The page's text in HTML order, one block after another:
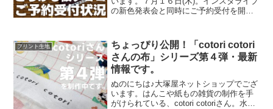
の新色発表会と同時にご予約受付を開始
ョン。「復刻カラー３色」と「新色３
色」の全６色にて展
プリント生地
ちょっぴり公開！「cotori cotori
さんの布」シリーズ第４弾・最新
情報です。
ぬのにちは♪大塚屋ネットショップでござ
います。はんこや紙もの雑貨の制作を手
がけられている、cotori cotoriさん。水彩